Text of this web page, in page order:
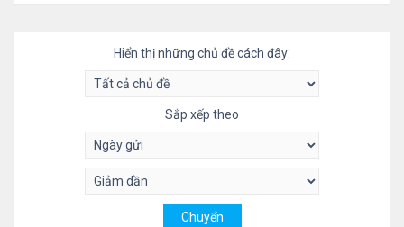
Hiển thị những chủ đề cách đây:
Sắp xếp theo